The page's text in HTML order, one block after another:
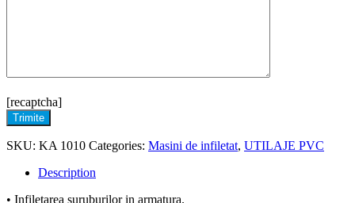
[recaptcha]
Trimite
SKU: KA 1010 Categories: Masini de infiletat, UTILAJE PVC
Description
• Infiletarea suruburilor in armatura.